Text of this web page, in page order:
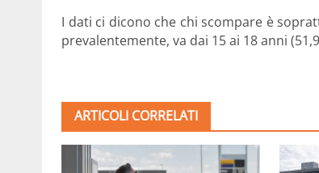
I dati ci dicono che chi scompare è
prevalentemente, va dai 15 ai 18 anni
ARTICOLI CORRELATI